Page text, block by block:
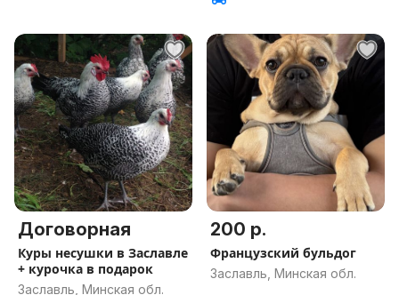
Договорная
Куры несушки в Заславле
+ курочка в подарок
Заславль, Минская обл.
200 р.
Французский бульдог
Заславль, Минская обл.